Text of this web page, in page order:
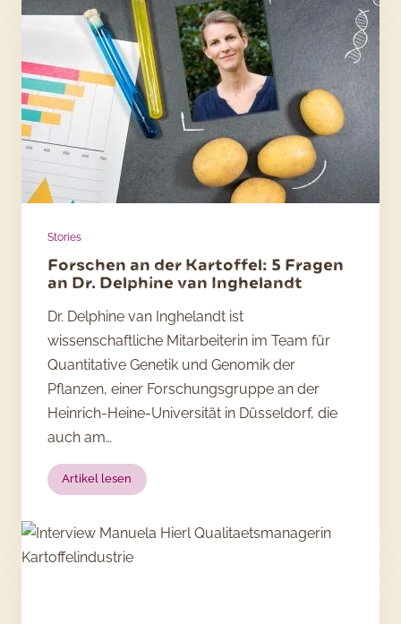
Schulen:
Die
Almschule
in
München
Stories
Forschen an der Kartoffel: 5 Fragen
an Dr. Delphine van Inghelandt
Dr. Delphine van Inghelandt ist
wissenschaftliche Mitarbeiterin im Team für
Quantitative Genetik und Genomik der
Pflanzen, einer Forschungsgruppe an der
Heinrich-Heine-Universität in Düsseldorf, die
auch am…
Artikel lesen
Forschen
der
Kartoffel: